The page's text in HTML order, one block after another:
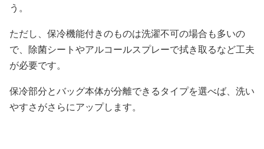
う。
ただし、保冷機能付きのものは洗濯不可の場合も多いの
で、除菌シートやアルコールスプレーで拭き取るなど工夫
が必要です。
保冷部分とバッグ本体が分離できるタイプを選べば、洗い
やすさがさらにアップします。